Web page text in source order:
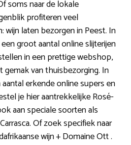
soms naar de lokale
profiteren veel
wijn laten bezorgen in Peest. In
groot aantal online slijterijen
in een prettige webshop,
gemak van thuisbezorging. In
erkende online supers en
je hier aantrekkelijke Rosé-
aan speciale soorten als
Of zoek specifiek naar
wijn + Domaine Ott .